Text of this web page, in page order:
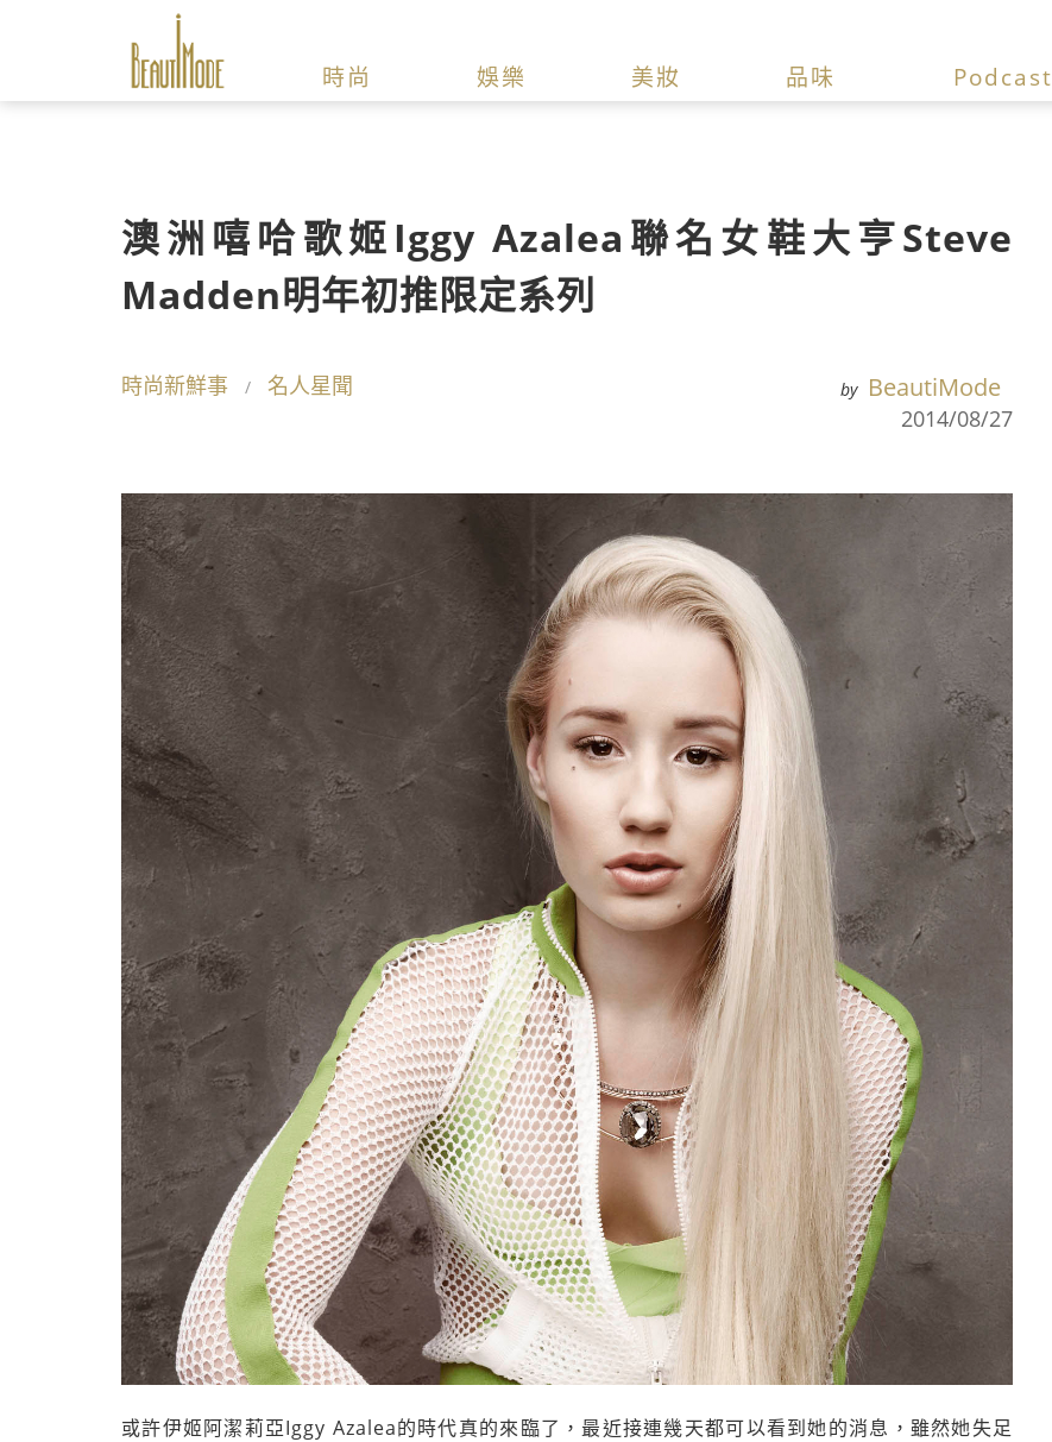
時尚 娛樂 美妝 品味 Podcast
澳洲嘻哈歌姬Iggy Azalea聯名女鞋大亨Steve
Madden明年初推限定系列
時尚新鮮事 名人星聞 by BeautiMode
2014/08/27
或許伊姬阿潔莉亞Iggy Azalea的時代真的來臨了，最近接連幾天都可以看到她的消息，雖然她失足